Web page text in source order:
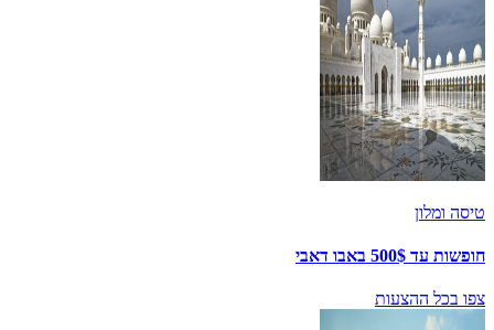
טיסה ומלון
חופשות עד 500$ באבו דאבי
צפו בכל ההצעות